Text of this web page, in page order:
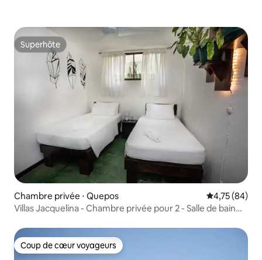
Superhôte
Superhôte
Chambre privée ⋅ Quepos Évaluation
4,75 (84)
Villas Jacquelina - Chambre privée pour 2 - Salle de bain
Coup de cœur voyageurs
Coup de cœur voyageurs